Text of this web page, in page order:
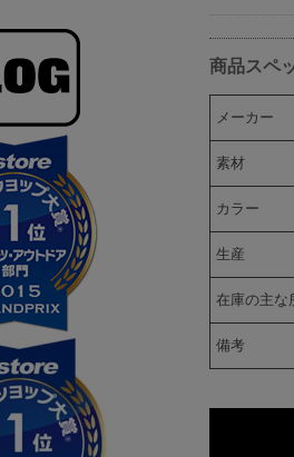
商品スペ
メーカー
素材
カラー
生産
在庫の主な
備考